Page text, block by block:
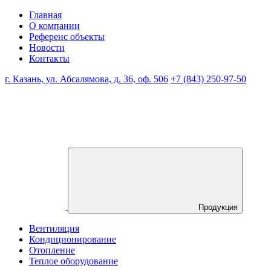
Главная
О компании
Референс объекты
Новости
Контакты
г. Казань, ул. Абсалямова, д. 36, оф. 506 +7 (843) 250-97-50
Продукция
Вентиляция
Кондиционирование
Отопление
Теплое оборудование